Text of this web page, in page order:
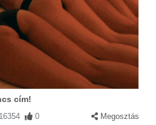
cím!
16354 0 Megosztás